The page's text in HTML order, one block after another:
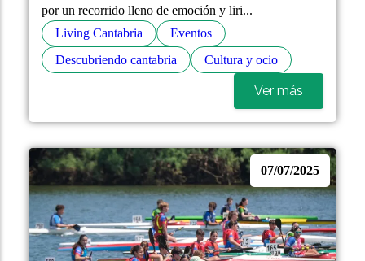
por un recorrido lleno de emoción y liri...
Living Cantabria
Eventos
Descubriendo cantabria
Cultura y ocio
Ver más
07/07/2025